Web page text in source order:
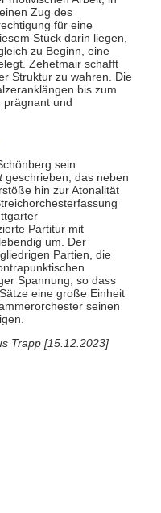
Zug des
für eine
Stück darin liegen,
zu Beginn, eine
Zehetmair schafft
Struktur zu wahren. Die
bis zum
prägnant und
sein
geschrieben, das neben
hin zur Atonalität
Partitur mit
um. Der
Partien, die
Spannung, so dass
eine große Einheit
seinen
Trapp [15.12.2023]